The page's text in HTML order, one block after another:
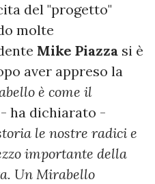
del "progetto"
molte
Mike Piazza si è
aver appreso la
è come il
- ha dichiarato -
le nostre radici e
importante della
Un Mirabello